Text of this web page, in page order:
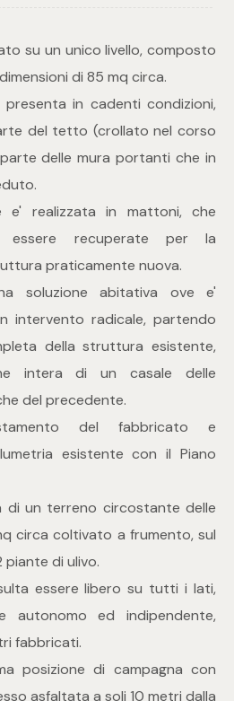
su un unico livello, composto
di 85 mq circa.
in cadenti condizioni,
del tetto (crollato nel corso
delle mura portanti che in
e' realizzata in mattoni, che
essere recuperate per la
praticamente nuova.
soluzione abitativa ove e'
intervento radicale, partendo
della struttura esistente,
intera di un casale delle
del precedente.
del fabbricato e
esistente con il Piano
di un terreno circostante delle
circa coltivato a frumento, sul
piante di ulivo.
essere libero su tutti i lati,
autonomo ed indipendente,
fabbricati.
posizione di campagna con
asfaltata a soli 10 metri dalla